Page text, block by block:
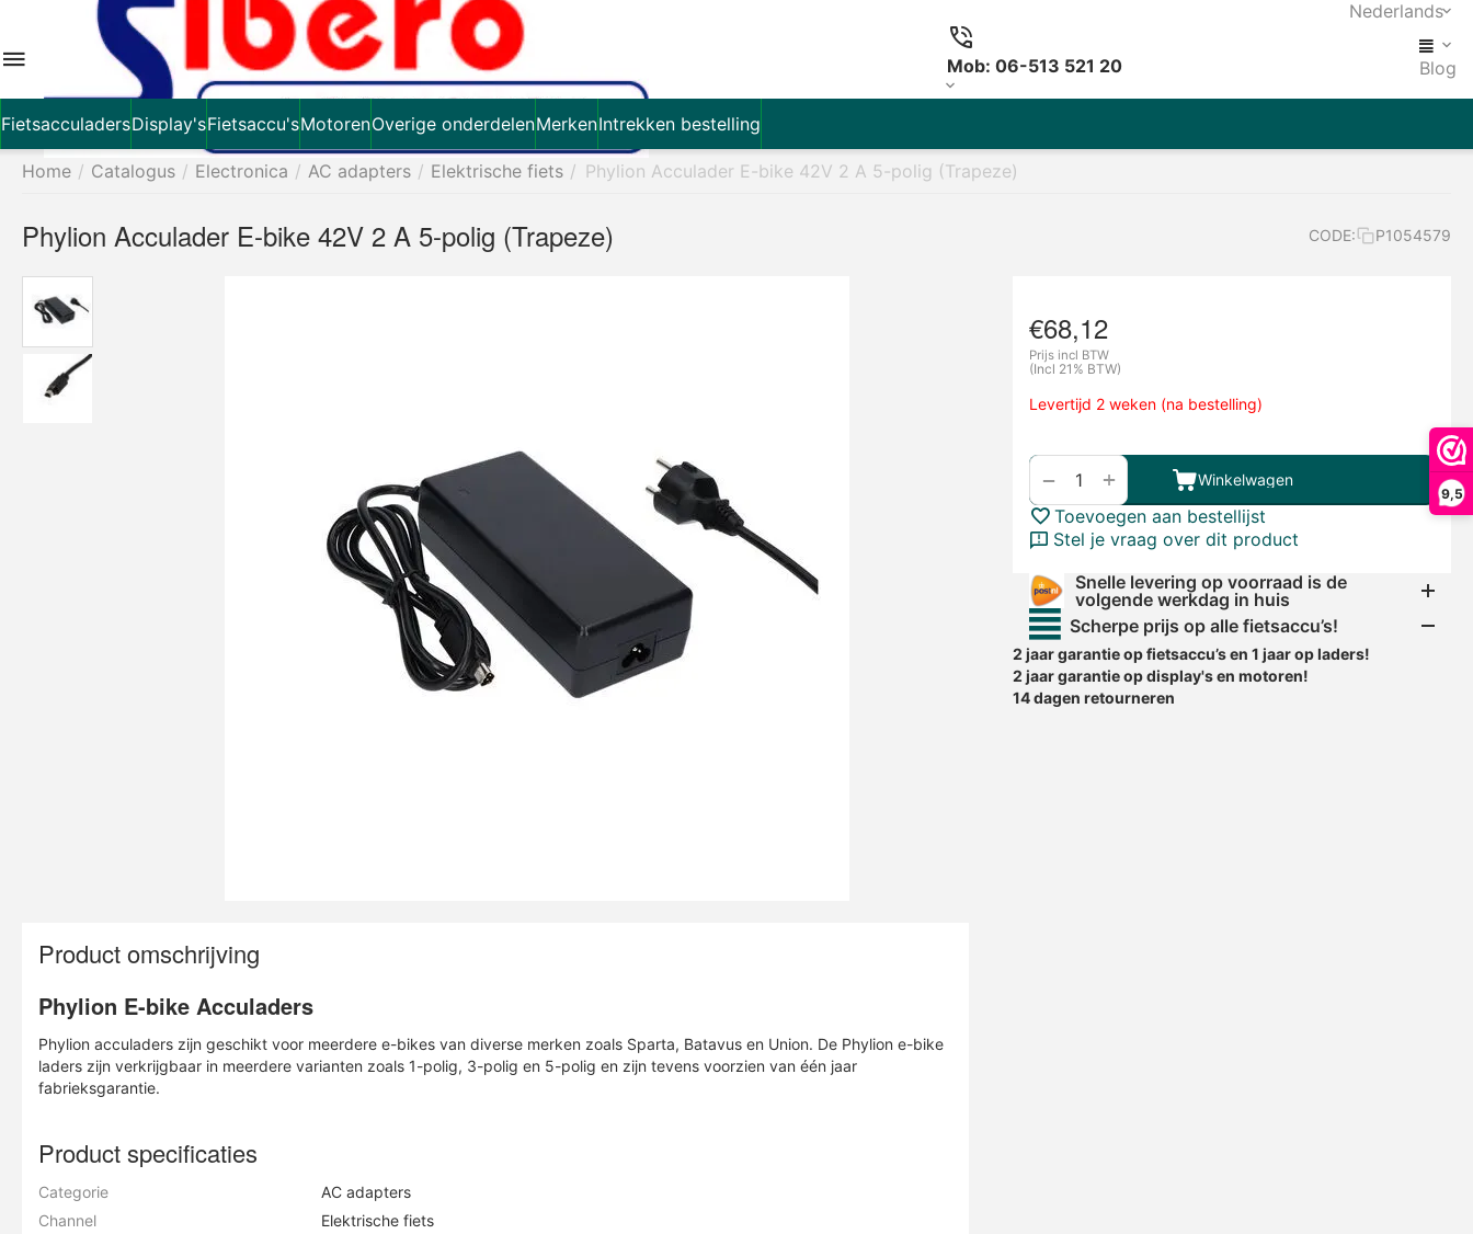
9,5
Nederlands
Mob: 06-513 521 20 Blog
FietsacculadersDisplay'sFietsaccu'sMotorenOverige onderdelenMerkenIntrekken bestelling
Home / Catalogus / Electronica / AC adapters / Elektrische fiets / Phylion Acculader E-bike 42V 2 A 5-polig (Trapeze)
Phylion Acculader E-bike 42V 2 A 5-polig (Trapeze) CODE: P1054579
€68,12
Prijs incl BTW
(Incl 21% BTW)
Levertijd 2 weken (na bestelling)
+
− Winkelwagen
Toevoegen aan bestellijst
Stel je vraag over dit product
Snelle levering op voorraad is de
volgende werkdag in huis
Scherpe prijs op alle fietsaccu’s!
2 jaar garantie op fietsaccu’s en 1 jaar op laders!
2 jaar garantie op display's en motoren!
14 dagen retourneren
Product omschrijving
Phylion E-bike Acculaders
Phylion acculaders zijn geschikt voor meerdere e-bikes van diverse merken zoals Sparta, Batavus en Union. De Phylion e-bike
laders zijn verkrijgbaar in meerdere varianten zoals 1-polig, 3-polig en 5-polig en zijn tevens voorzien van één jaar
fabrieksgarantie.
Product specificaties
Categorie
AC adapters
Channel
Elektrische fiets